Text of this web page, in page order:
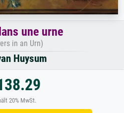
une urne
in an Urn)
Huysum
20% MwSt.